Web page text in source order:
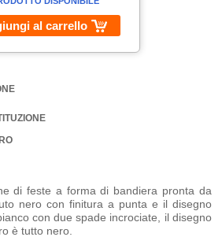
al carrello
di feste a forma di bandiera pronta da
nero con finitura a punta e il disegno
con due spade incrociate, il disegno
è tutto nero.